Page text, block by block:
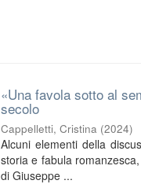
«Una favola sotto al
secolo
Cappelletti, Cristina (2024)
Alcuni elementi della
storia e fabula
di Giuseppe ...